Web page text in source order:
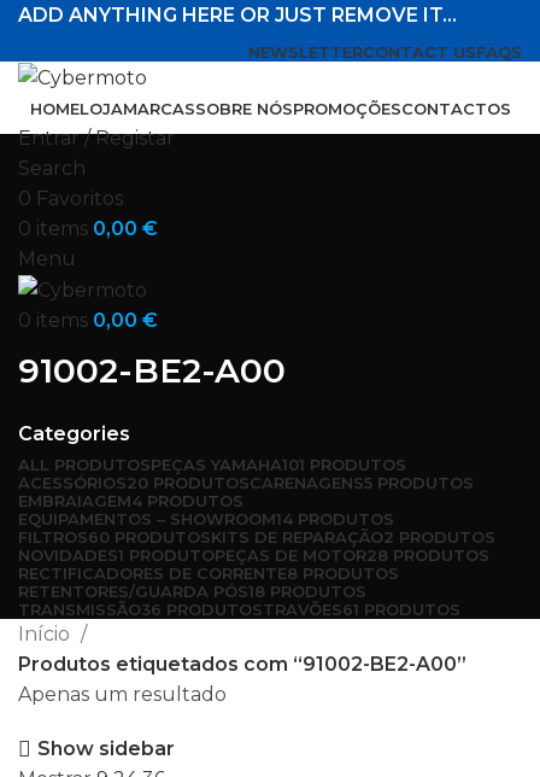
ADD ANYTHING HERE OR JUST REMOVE IT…
NEWSLETTERCONTACT USFAQS
HOMELOJAMARCASSOBRE NÓSPROMOÇÕESCONTACTOS
Entrar / Registar
Search
0 Favoritos
0 items 0,00 €
Menu
0 items 0,00 €
91002-BE2-A00
Categories
ALL PRODUTOSPEÇAS YAMAHA101 PRODUTOS
ACESSÓRIOS20 PRODUTOSCARENAGENS5 PRODUTOS
EMBRAIAGEM4 PRODUTOS
EQUIPAMENTOS – SHOWROOM14 PRODUTOS
FILTROS60 PRODUTOSKITS DE REPARAÇÃO2 PRODUTOS
NOVIDADES1 PRODUTOPEÇAS DE MOTOR28 PRODUTOS
RECTIFICADORES DE CORRENTE8 PRODUTOS
RETENTORES/GUARDA PÓS18 PRODUTOS
TRANSMISSÃO36 PRODUTOSTRAVÕES61 PRODUTOS
Início
Produtos etiquetados com “91002-BE2-A00”
Apenas um resultado
Show sidebar